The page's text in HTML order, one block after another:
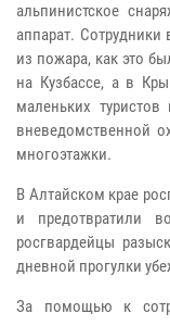
альпинистское
аппарат.
из пожара, как это
на Кузбассе, а в
маленьких
вневедомственной
многоэтажки.
В Алтайском крае
и предотвратили
росгвардейцы
дневной прогулки
За помощью к